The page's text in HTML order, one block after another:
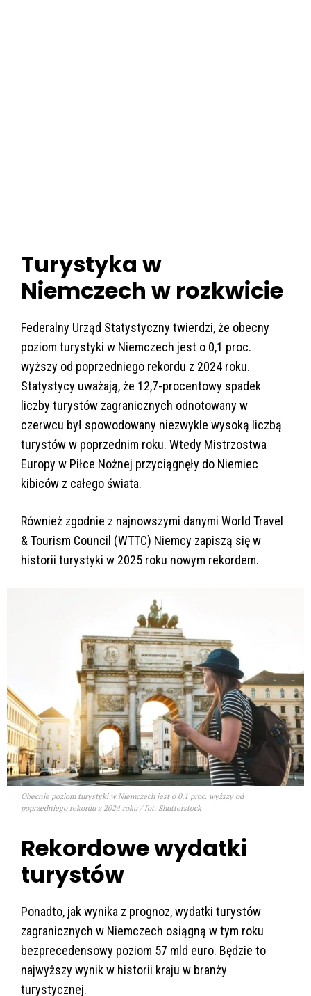
Turystyka w
Niemczech w rozkwicie
Federalny Urząd Statystyczny twierdzi, że obecny
poziom turystyki w Niemczech jest o 0,1 proc.
wyższy od poprzedniego rekordu z 2024 roku.
Statystycy uważają, że 12,7-procentowy spadek
liczby turystów zagranicznych odnotowany w
czerwcu był spowodowany niezwykle wysoką liczbą
turystów w poprzednim roku. Wtedy Mistrzostwa
Europy w Piłce Nożnej przyciągnęły do Niemiec
kibiców z całego świata.
Również zgodnie z najnowszymi danymi World Travel
& Tourism Council (WTTC) Niemcy zapiszą się w
historii turystyki w 2025 roku nowym rekordem.
Obecnie poziom turystyki w Niemczech jest o 0,1 proc. wyższy od
poprzedniego rekordu z 2024 roku / fot. Shutterstock
Rekordowe wydatki
turystów
Ponadto, jak wynika z prognoz, wydatki turystów
zagranicznych w Niemczech osiągną w tym roku
bezprecedensowy poziom 57 mld euro. Będzie to
najwyższy wynik w historii kraju w branży
turystycznej.